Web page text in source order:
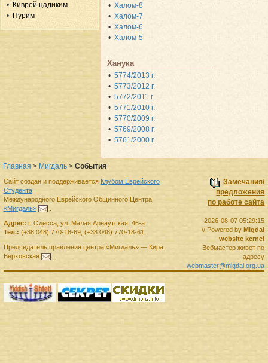
Киврей цадиким
Пурим
Халом-8
Халом-7
Халом-6
Халом-5
Ханука
5774/2013 г.
5773/2012 г.
5772/2011 г.
5771/2010 г.
5770/2009 г.
5769/2008 г.
5761/2000 г.
Главная > Мигдаль > События
Замечания/
предложения
по работе сайта
2026-08-07 05:29:15
// Powered by Migdal
website kernel
Вебмастер живет по
адресу
webmaster@migdal.org.ua
Сайт создан и поддерживается Клубом Еврейского
Студента
Международного Еврейского Общинного Центра
«Мигдаль»
Адрес: г. Одесса, ул. Малая Арнаутская, 46-а.
Тел.: (+38 048) 770-18-69, (+38 048) 770-18-61
Председатель правленияцентра «Мигдаль»— Кира
Верховская